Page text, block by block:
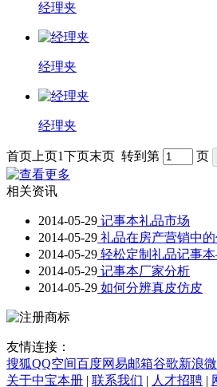
经理夹
经理夹
经理夹
首页 上页1下页末页 转到第 页
相关资讯
2014-05-29 记事本礼品市场
2014-05-29 礼品在房产营销中
2014-05-29 轻松定制礼品记事
2014-05-29 记事本厂家分析
2014-05-29 如何分辨真皮仿皮
友情连接：
搜狐QQ空间百度网易邮箱谷歌新浪
关于中宝本册 | 联系我们 | 人才招聘 |